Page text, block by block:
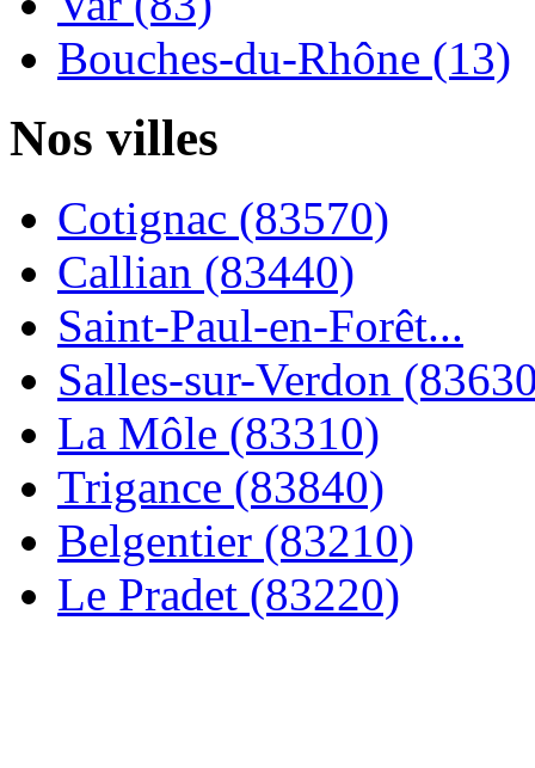
Bouches-du-Rhône (13)
Nos villes
Cotignac (83570)
Callian (83440)
Saint-Paul-en-Forêt...
Salles-sur-Verdon
La Môle (83310)
Trigance (83840)
Belgentier (83210)
Le Pradet (83220)